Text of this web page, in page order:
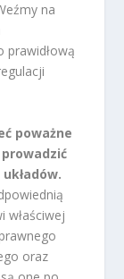
na
prawidłową
poważne
właściwej
oraz